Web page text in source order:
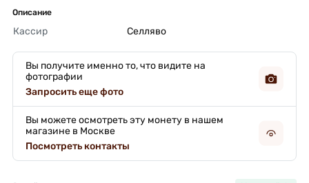
Описание
Кассир Селляво
Вы получите именно то, что видите на
фотографии
Запросить еще фото
Вы можете осмотреть эту монету в нашем
магазине в Москве
Посмотреть контакты